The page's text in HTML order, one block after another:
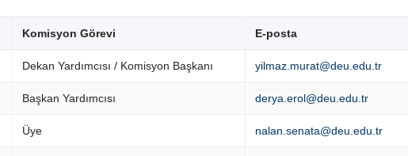
Komisyon Görevi E-posta
Dekan Yardımcısı / Komisyon Başkanı yilmaz.murat@deu.edu.tr
Başkan Yardımcısı derya.erol@deu.edu.tr
Üye nalan.senata@deu.edu.tr